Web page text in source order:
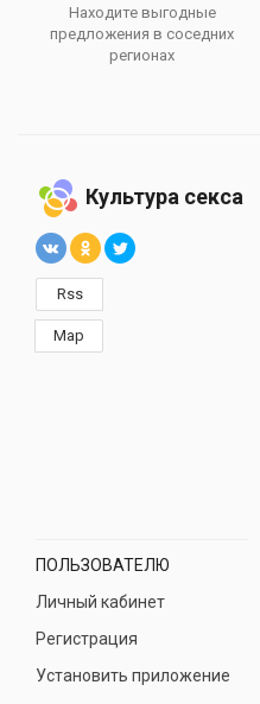
Находите выгодные
предложения в соседних
регионах
Культура секса
Rss
Map
ПОЛЬЗОВАТЕЛЮ
Личный кабинет
Регистрация
Установить приложение